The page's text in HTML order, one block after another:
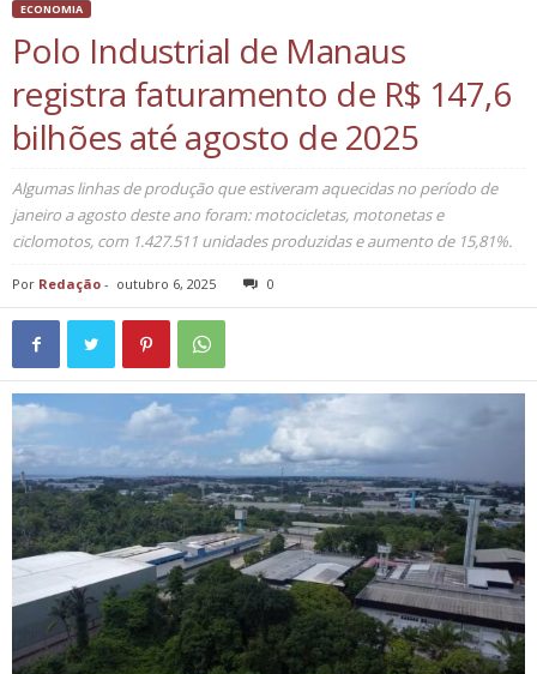
ECONOMIA
Polo Industrial de Manaus
registra faturamento de R$ 147,6
bilhões até agosto de 2025
Algumas linhas de produção que estiveram aquecidas no período de
janeiro a agosto deste ano foram: motocicletas, motonetas e
ciclomotos, com 1.427.511 unidades produzidas e aumento de 15,81%.
Por Redação - outubro 6, 2025 0